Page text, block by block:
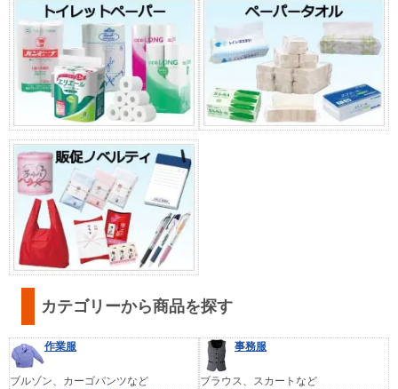
カテゴリーから商品を探す
作業服
ブルゾン、カーゴパンツなど
事務服
ブラウス、スカートなど